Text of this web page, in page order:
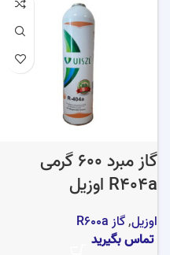
گاز مبرد 600 گرمی
R404a اوزیل
اوزیل,گاز R600a
تماس بگیرید